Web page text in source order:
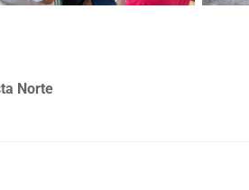
Norte